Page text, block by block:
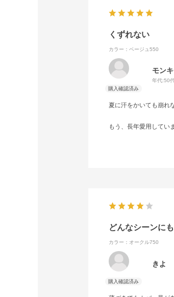
くずれない
カラー：ベージュ550
モン
年代:50代
夏に汗をかいても崩れ
もう、長年愛用してい
どんなシーンにも
カラー：オークル750
きよ